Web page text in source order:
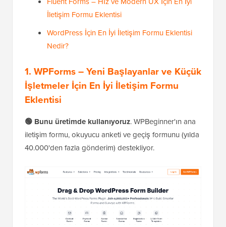
İletişim Formu Eklentisi
WordPress İçin En İyi İletişim Formu Eklentisi
Nedir?
1. WPForms – Yeni Başlayanlar ve Küçük
İşletmeler İçin En İyi İletişim Formu
Eklentisi
🟢 Bunu üretimde kullanıyoruz. WPBeginner'ın ana
iletişim formu, okuyucu anketi ve geçiş formunu (yılda
40.000'den fazla gönderim) destekliyor.